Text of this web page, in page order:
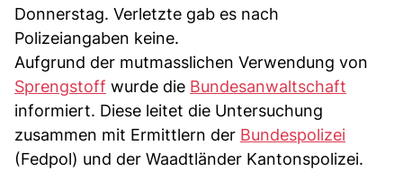
Donnerstag. Verletzte gab es nach
Polizeiangaben keine.
Aufgrund der mutmasslichen Verwendung von
Sprengstoff wurde die Bundesanwaltschaft
informiert. Diese leitet die Untersuchung
zusammen mit Ermittlern der Bundespolizei
(Fedpol) und der Waadtländer Kantonspolizei.